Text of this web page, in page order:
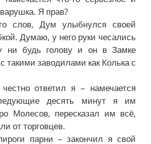
Я прав?
слов, Дум улыбнулся своей
Думаю, у него руки чесались
ни будь голову и он в Замке
такими заводилами как Колька с
ответил я – намечается
десять минут я им
Молесов, пересказал им всё,
от торговцев.
парни – закончил я свой